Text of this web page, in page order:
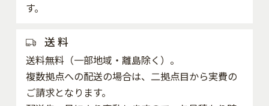
す。
送 料
送料無料（一部地域・離島除く）。
複数拠点への配送の場合は、二拠点目から実費の
ご請求となります。